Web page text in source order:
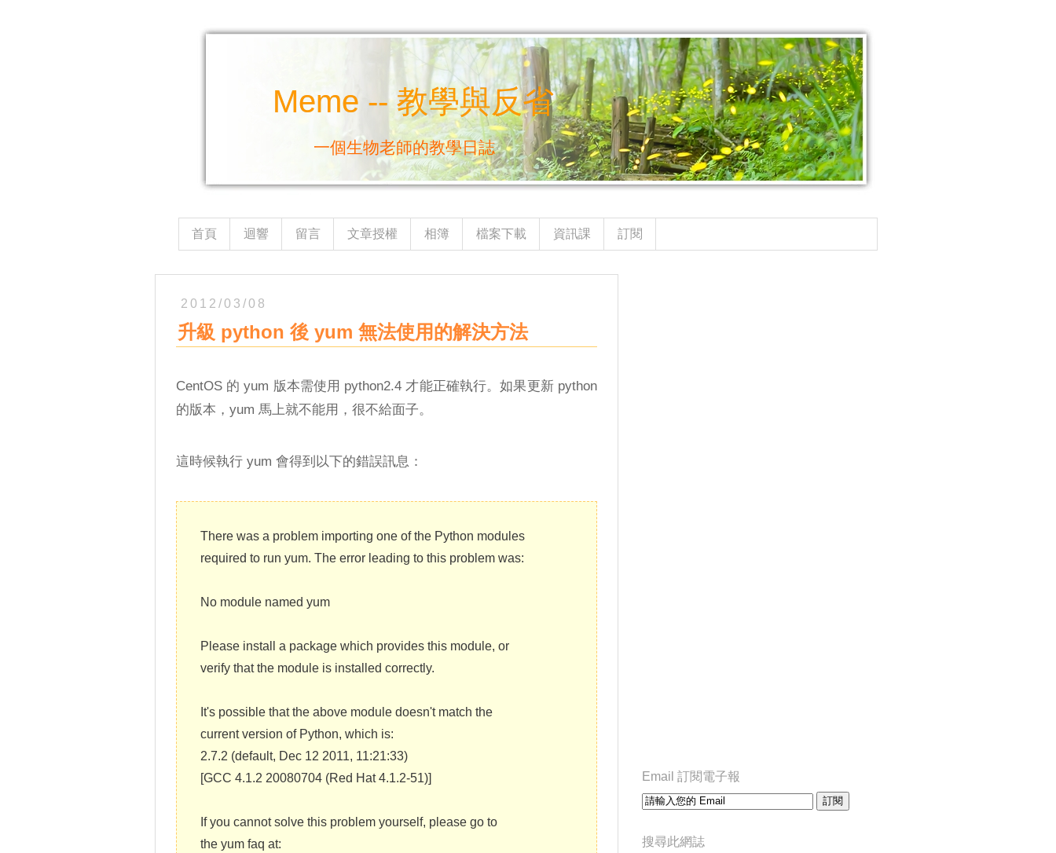
Meme -- 教學與反省
一個生物老師的教學日誌
首頁 迴響 留言 文章授權 相簿 檔案下載 資訊課 訂閱
2012/03/08
升級 python 後 yum 無法使用的解決方法
CentOS 的 yum 版本需使用 python2.4 才能正確執行。如果更新 python
的版本，yum 馬上就不能用，很不給面子。
這時候執行 yum 會得到以下的錯誤訊息：
There was a problem importing one of the Python modules
required to run yum. The error leading to this problem was:
No module named yum
Please install a package which provides this module, or
verify that the module is installed correctly.
It's possible that the above module doesn't match the
current version of Python, which is:
2.7.2 (default, Dec 12 2011, 11:21:33)
[GCC 4.1.2 20080704 (Red Hat 4.1.2-51)]
If you cannot solve this problem yourself, please go to
the yum faq at:
Email 訂閱電子報
搜尋此網誌